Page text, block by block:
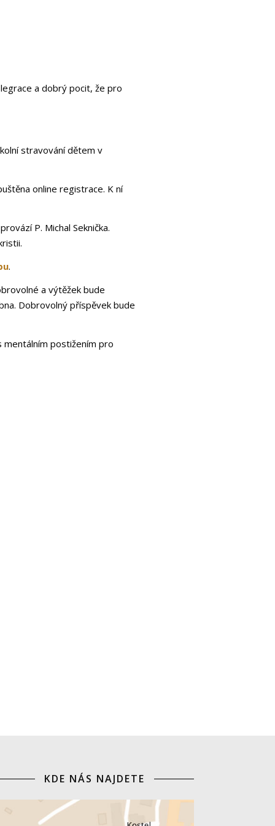
a dobrý pocit, že pro
stravování dětem v
online registrace. K ní
P. Michal Seknička.
.
a výtěžek bude
Dobrovolný příspěvek bude
postižením pro
KDE NÁS NAJDETE